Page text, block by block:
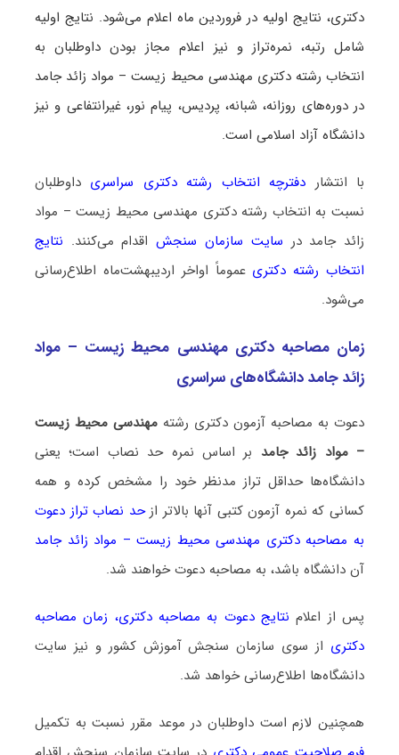
دکتری، نتایج اولیه در فروردین ماه اعلام می‌شود. نتایج اولیه
شامل رتبه، نمره‌تراز و نیز اعلام مجاز بودن داوطلبان به
انتخاب رشته دکتری مهندسی محیط‌ زیست – مواد زائد جامد
در دوره‌های روزانه، شبانه، پردیس، پیام نور، غیرانتفاعی و نیز
دانشگاه آزاد اسلامی است.
با انتشار دفترچه انتخاب رشته دکتری سراسری داوطلبان
نسبت به انتخاب رشته دکتری مهندسی محیط‌ زیست – مواد
زائد جامد در سایت سازمان سنجشاقدام می‌کنند. نتایج
انتخاب رشته دکتری عموماً اواخر اردیبهشت‌ماه اطلاع‌رسانی
می‌شود.
زمان مصاحبه دکتری مهندسی محیط‌ زیست – مواد
زائد جامد دانشگاه‌های سراسری
دعوت به مصاحبه آزمون دکتری رشته مهندسی محیط‌ زیست
– مواد زائد جامد بر اساس نمره حد نصاب است؛ یعنی
دانشگاه‌ها حداقل تراز مدنظر خود را مشخص کرده و همه
کسانی که نمره آزمون کتبی آنها بالاتر ازحد نصاب تراز دعوت
به مصاحبه دکتری مهندسی محیط‌ زیست – مواد زائد جامد
آن دانشگاه باشد، به مصاحبه دعوت خواهند شد.
پس از اعلام نتایج دعوت به مصاحبه دکتری، زمان مصاحبه
دکتری از سوی سازمان سنجش آموزش کشور و نیز سایت
دانشگاه‌ها اطلاع‌رسانی خواهد شد.
همچنین لازم است داوطلبان در موعد مقرر نسبت به تکمیل